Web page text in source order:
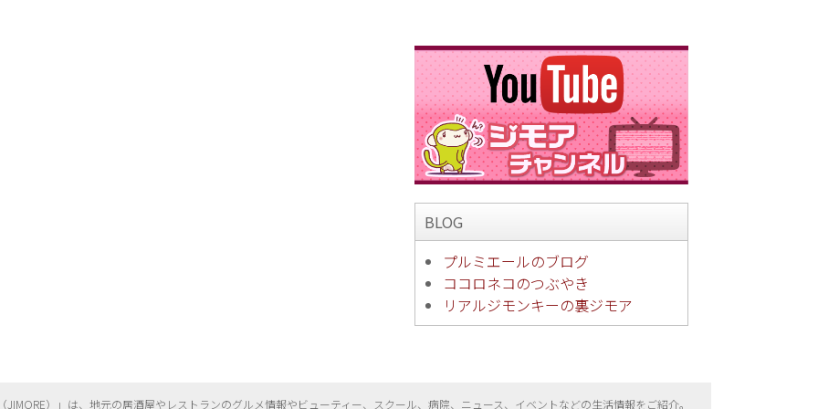
BLOG
プルミエールのブログ
ココロネコのつぶやき
リアルジモンキーの裏ジモア
JIMORE）」は、地元の居酒屋やレストランのグルメ情報やビューティー、 スクール、病院、ニュース、イベントなどの生活情報をご紹介。